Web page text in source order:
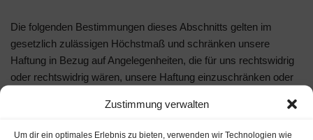
Zustimmung verwalten
Um dir ein optimales Erlebnis zu bieten, verwenden wir Technologien wie
Die folgenden Bestimmungen dieses Abschnitts gelten im
gesetzlich zulässigen Höchstmaß und schränken unsere
Haftung in Bezug auf Angelegenheiten, die für uns rechtswidrig
oder rechtswidrig wären, unsere Haftung einzuschränken oder
direkte oder indirekte Schäden (einschließlich Schäden für